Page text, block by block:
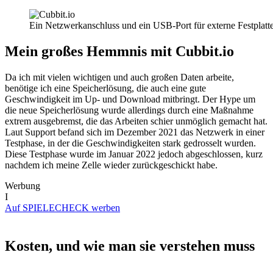
Ein Netzwerkanschluss und ein USB-Port für externe
Mein großes Hemmnis mit Cubbit.io
Da ich mit vielen wichtigen und auch großen Daten arbeite,
benötige ich eine Speicherlösung, die auch eine gute
Geschwindigkeit im Up- und Download mitbringt. Der Hype um
die neue Speicherlösung wurde allerdings durch eine Maßnahme
extrem ausgebremst, die das Arbeiten schier unmöglich gemacht hat.
Laut Support befand sich im Dezember 2021 das Netzwerk in einer
Testphase, in der die Geschwindigkeiten stark gedrosselt wurden.
Diese Testphase wurde im Januar 2022 jedoch abgeschlossen, kurz
nachdem ich meine Zelle wieder zurückgeschickt habe.
Werbung
I
Auf SPIELECHECK werben
Kosten, und wie man sie verstehen muss